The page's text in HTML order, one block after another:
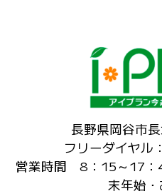
長野県岡谷市
フリーダイヤ
営業時間 8：15～17
末年始